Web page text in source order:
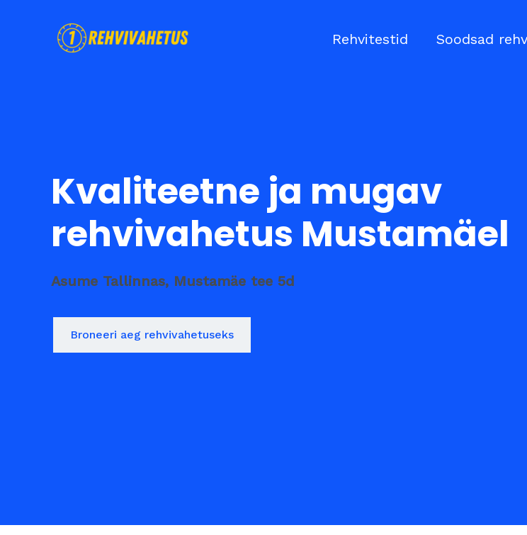
Rehvitestid Soodsad
Kvaliteetne ja mugav
rehvivahetus Mustamäel
Asume Tallinnas, Mustamäe tee 5d
Broneeri aeg rehvivahetuseks